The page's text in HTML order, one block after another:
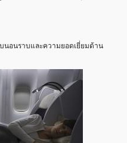
นอนราบและความยอดเยี่ยมด้าน